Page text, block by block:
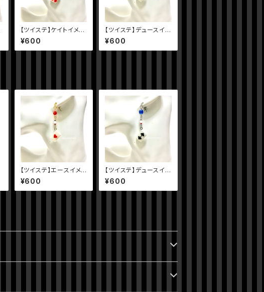
【ツイステ】ケイトイメー
ジピアス
¥600
【ツイステ】デュースイメ
ージピアス
¥600
【ツイステ】エースイメ
ージピアス
¥600
【ツイステ】デュースイメ
ージピアス
¥600